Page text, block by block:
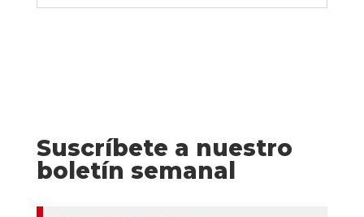
Suscríbete a nuestro
boletín semanal